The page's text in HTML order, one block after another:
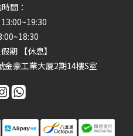
間：
期 【休息】
豪工業大厦2期14樓S室